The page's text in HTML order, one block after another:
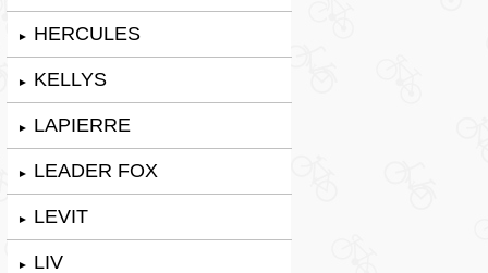
► HERCULES
► KELLYS
► LAPIERRE
► LEADER FOX
► LEVIT
► LIV